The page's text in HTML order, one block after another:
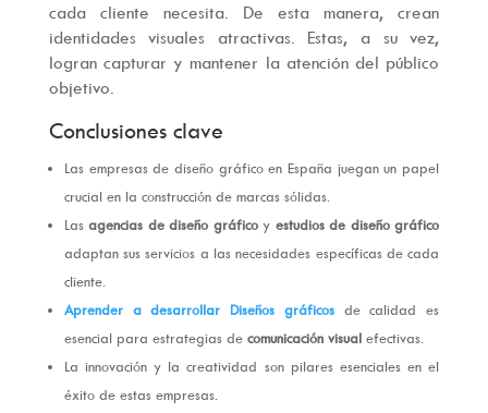
cada cliente necesita. De esta manera, crean
identidades visuales atractivas. Estas, a su vez,
logran capturar y mantener la atención del público
objetivo.
Conclusiones clave
Las empresas de diseño gráfico en España juegan un papel
crucial en la construcción de marcas sólidas.
Lasagencias de diseño gráficoy estudios de diseño gráfico
adaptan sus servicios a las necesidades específicas de cada
cliente.
Aprender a desarrollar Diseños gráficosde calidad es
esencial para estrategias de comunicación visualefectivas.
La innovación y la creatividad son pilares esenciales en el
éxito de estas empresas.